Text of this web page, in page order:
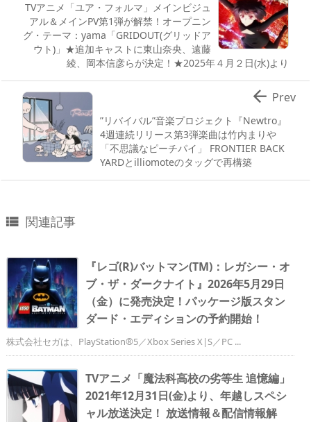
TVアニメ「ユア・フォルマ」メインビジュ
アル＆メインPV第1弾が解禁！オープニン
グ・テーマ：yama「GRIDOUT(グリッドア
ウト)」★追加キャストに東山奈央、遠藤
綾、岡本信彦らが決定！★2025年４月２日(水)より
”リバイバル”音楽プロジェクト『Newtro』
4週連続リリース第3弾楽曲は竹内まりや
「不思議なピーチパイ」 FRONTIER BACK
YARDとilliomoteのタッグで再構築
 Prev
 関連記事
『レゴ(R)バットマン(TM)：レガシー・オ
ブ・ザ・ダークナイト』2026年5月29日
（金）に発売決定！パッケージ版スタン
ダード・エディションの予約開始！
株式会社セガは、PlayStation®5／Xbox Series X|S／PC ...
TVアニメ「魔法科高校の劣等生 追憶編」
2021年12月31日(金)より、年越しスペシ
ャル放送決定！ 放送情報＆配信情報解